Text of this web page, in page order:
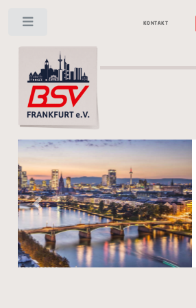
KONTAKT
Previous